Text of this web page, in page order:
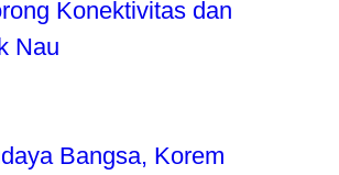
Konektivitas dan
Nau
Bangsa, Korem